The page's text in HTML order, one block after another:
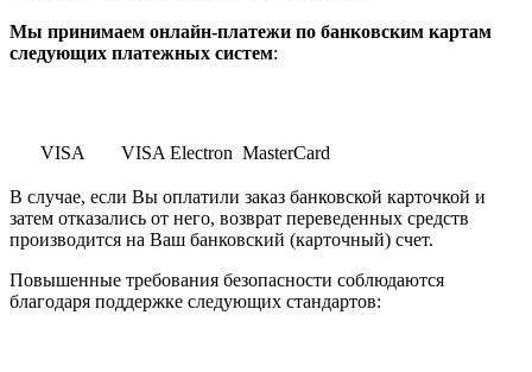
Мы принимаем онлайн-платежи по банковским картам
cледующих платежных систем:
VISA VISA Electron MasterCard
В случае, если Вы оплатили заказ банковской карточкой и
затем отказались от него, возврат переведенных средств
производится на Ваш банковский (карточный) счет.
Повышенные требования безопасности соблюдаются
благодаря поддержке следующих стандартов: